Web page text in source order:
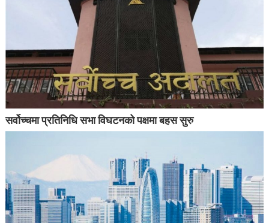
सर्वोच्चमा प्रतिनिधि सभा विघटनको पक्षमा बहस सुरु